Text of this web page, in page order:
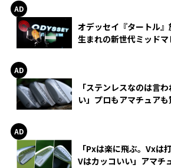
オデッセイ『タートル
生まれの新世代ミッド
「ステンレスなのは言
い」プロもアマチュア
「Pxは楽に飛ぶ。Vxは
Vはカッコいい」アマチ